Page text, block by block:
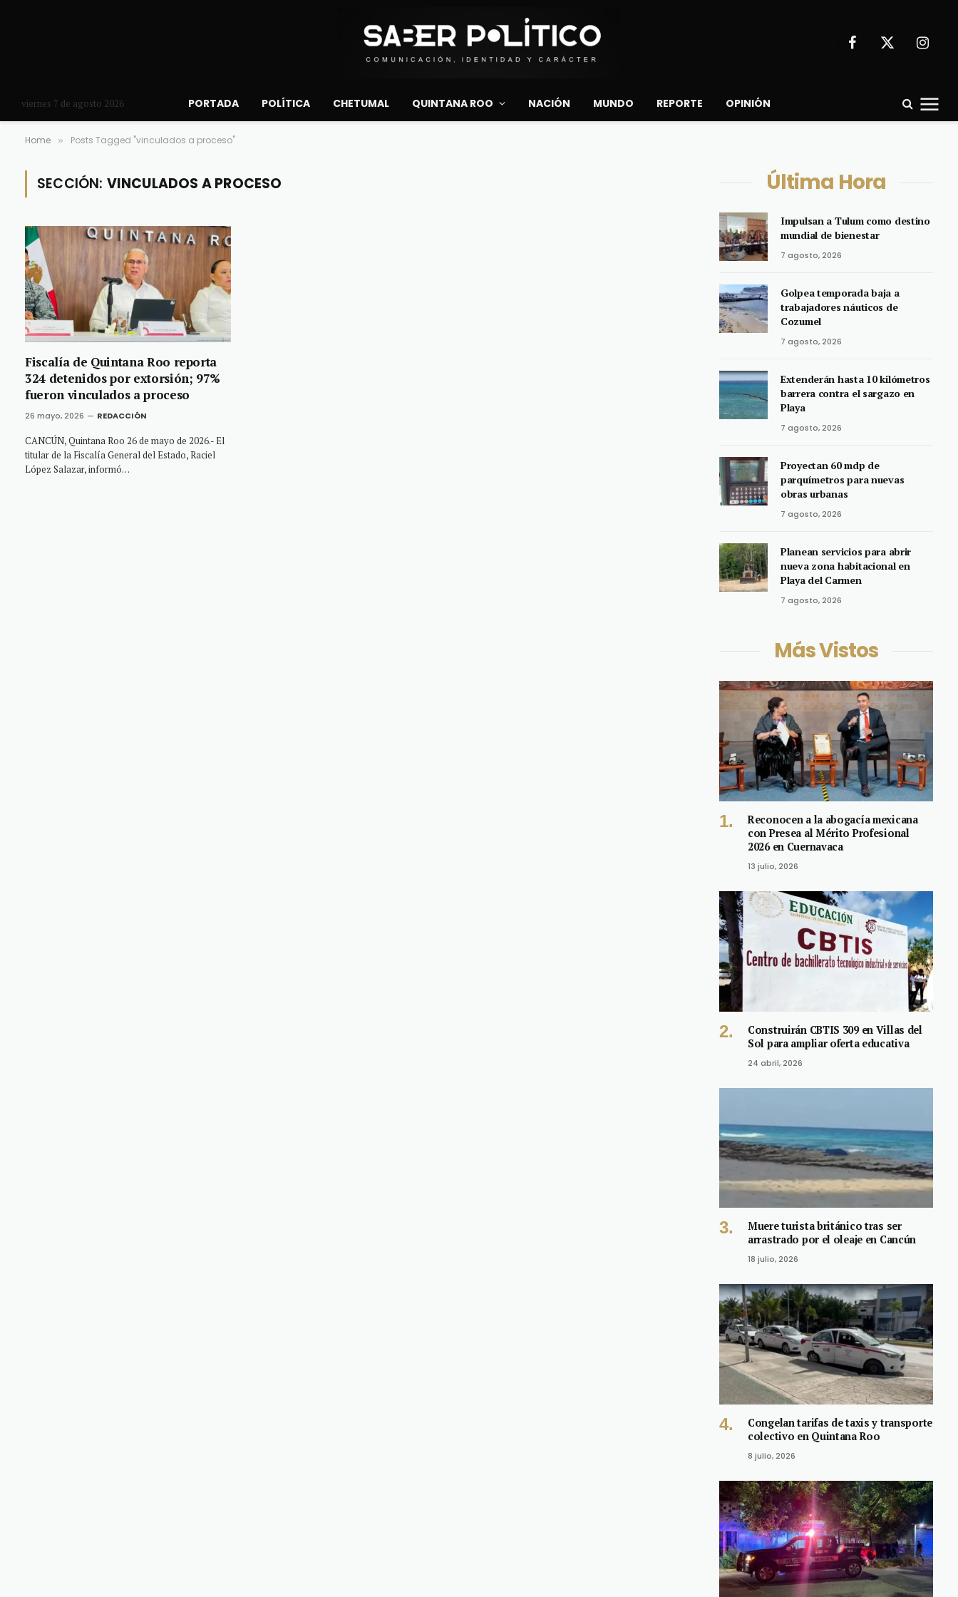
Facebook
X
viernes 7 de agosto 2026 PORTADA POLÍTICA CHETUMAL QUINTANA ROO NACIÓN MUNDO REPORTE OPINIÓN
Home » Posts Tagged "vinculados a proceso"
SECCIÓN: VINCULADOS A PROCESO
Fiscalía de Quintana Roo reporta
324 detenidos por extorsión; 97%
fueron vinculados a proceso
26 mayo, 2026 REDACCIÓN
CANCÚN, Quintana Roo 26 de mayo de 2026.- El
titular de la Fiscalía General del Estado, Raciel
López Salazar, informó…
Última Hora
Impulsan a Tulum como destino
mundial de bienestar
7 agosto, 2026
Golpea temporada baja a
trabajadores náuticos de
Cozumel
7 agosto, 2026
Extenderán hasta 10 kilómetros
barrera contra el sargazo en
Playa
7 agosto, 2026
Proyectan 60 mdp de
parquímetros para nuevas
obras urbanas
7 agosto, 2026
Planean servicios para abrir
nueva zona habitacional en
Playa del Carmen
7 agosto, 2026
Más Vistos
Reconocen a la abogacía mexicana
con Presea al Mérito Profesional
2026 en Cuernavaca
13 julio, 2026
Construirán CBTIS 309 en Villas del
Sol para ampliar oferta educativa
24 abril, 2026
Muere turista británico tras ser
arrastrado por el oleaje en Cancún
18 julio, 2026
Congelan tarifas de taxis y transporte
colectivo en Quintana Roo
8 julio, 2026